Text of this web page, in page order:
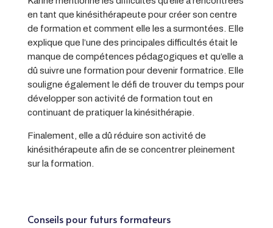
en tant que kinésithérapeute pour créer son centre
de formation et comment elle les a surmontées. Elle
explique que l’une des principales difficultés était le
manque de compétences pédagogiques et qu’elle a
dû suivre une formation pour devenir formatrice. Elle
souligne également le défi de trouver du temps pour
développer son activité de formation tout en
continuant de pratiquer la kinésithérapie.
Finalement, elle a dû réduire son activité de
kinésithérapeute afin de se concentrer pleinement
sur la formation.
Conseils pour futurs formateurs